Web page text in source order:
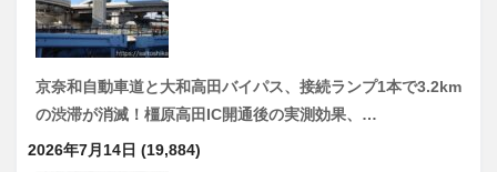
京奈和自動車道と大和高田バイパス、接続ランプ1本で3.2km
の渋滞が消滅！橿原高田IC開通後の実測効果、…
2026年7月14日 (19,884)